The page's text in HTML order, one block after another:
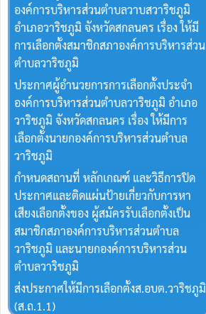
องค์การบริหารส่วนตำบลวาบสวาริชภูมิ
อำเภอวาริชภูมิ จังหวัดสกลนคร เรื่อง ให้มี
การเลือกตั้งสมาชิกสภาองค์การบริหารส่วน
ตำบลวาริชภูมิ
ประกาศผู้อำนวยการการเลือกตั้งประจำ
องค์การบริหารส่วนตำบลวาริชภูมิ อำเภอ
วาริชภูมิ จังหวัดสกลนคร เรื่อง ให้มีการ
เลือกตั้งนายกองค์การบริหารส่วนตำบล
วาริชภูมิ
กำหนดสถานที่ หลักเกณฑ์ และวิธีการปิด
ประกาศและติดแผ่นป้ายเกี่ยวกับการหา
เสียงเลือกตั้งของ ผู้สมัครรับเลือกตั้งเป็น
สมาชิกสภาองค์การบริหารส่วนตำบล
วาริชภูมิ และนายกองค์การบริหารส่วน
ตำบลวาริชภูมิ
ส่งประกาศให้มีการเลือกตั้งส.อบต.วาริชภูมิ
(ส.ถ.1.1)